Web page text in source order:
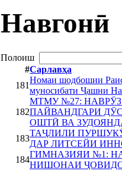
Навгонӣ
Полоиш
#Сарлавҳа
181
Номаи шодбошии
муносибати Ҷашни
182
МТМУ №27:
ПАЙВАНДГАРИ
ОШТӢ ВА
183
ТАҶЛИЛИ
ДАР ЛИТСЕЙИ
184
ГИМНАЗИЯИ №1:
НИШОНАИ